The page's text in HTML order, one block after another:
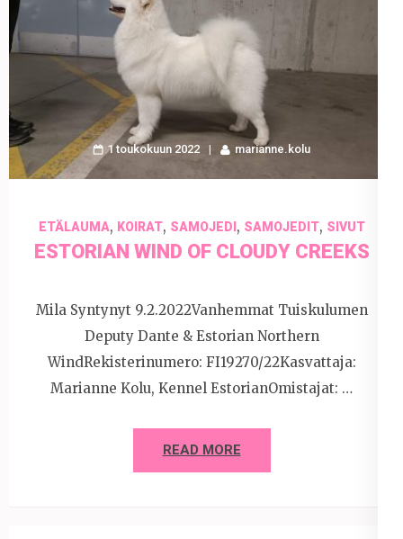
1 toukokuun 2022 marianne.kolu
ETÄLAUMA, KOIRAT, SAMOJEDI , SAMOJEDIT, SIVUT
ESTORIAN WIND OF CLOUDY CREEKS
Mila Syntynyt 9.2.2022Vanhemmat Tuiskulumen
Deputy Dante & Estorian Northern
WindRekisterinumero: FI19270/22Kasvattaja:
Marianne Kolu, Kennel EstorianOmistajat: …
READ MORE